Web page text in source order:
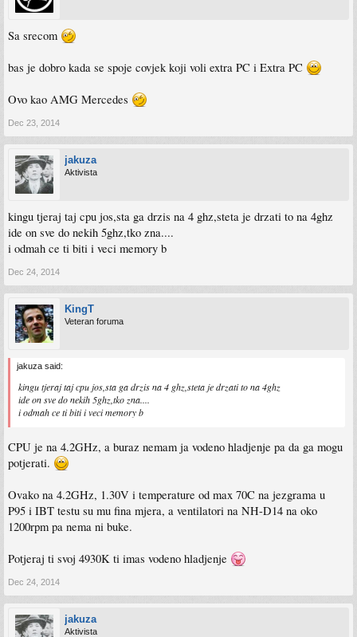
Sa srecom
bas je dobro kada se spoje covjek koji voli extra PC i Extra PC
Ovo kao AMG Mercedes
Dec 23, 2014
jakuza
Aktivista
kingu tjeraj taj cpu jos,sta ga drzis na 4 ghz,steta je drzati to na 4ghz
ide on sve do nekih 5ghz,tko zna....
i odmah ce ti biti i veci memory b
Dec 24, 2014
KingT
Veteran foruma
jakuza said:
kingu tjeraj taj cpu jos,sta ga drzis na 4 ghz,steta je drzati to na 4ghz
ide on sve do nekih 5ghz,tko zna....
i odmah ce ti biti i veci memory b
CPU je na 4.2GHz, a buraz nemam ja vodeno hladjenje pa da ga mogu
potjerati.
Ovako na 4.2GHz, 1.30V i temperature od max 70C na jezgrama u
P95 i IBT testu su mu fina mjera, a ventilatori na NH-D14 na oko
1200rpm pa nema ni buke.
Potjeraj ti svoj 4930K ti imas vodeno hladjenje
Dec 24, 2014
jakuza
Aktivista